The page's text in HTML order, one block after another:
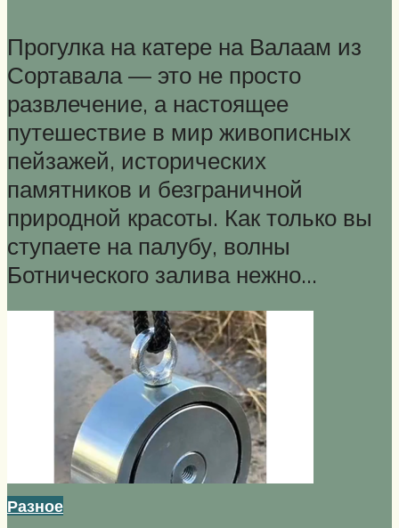
Прогулка на катере на Валаам из
Сортавала — это не просто
развлечение, а настоящее
путешествие в мир живописных
пейзажей, исторических
памятников и безграничной
природной красоты. Как только вы
ступаете на палубу, волны
Ботнического залива нежно...
Разное